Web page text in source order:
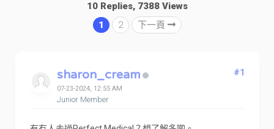
10 Replies, 7388 Views
1
2 下一頁
sharon_cream
07-23-2024, 12:55 AM
Junior Member
#1